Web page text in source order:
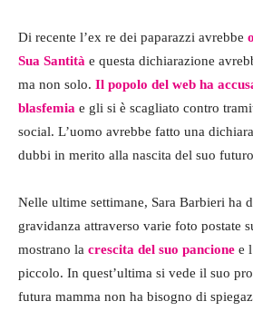
Di recente l’ex re dei paparazzi avrebbe
Sua Santità e questa dichiarazione
ma non solo. Il popolo del web ha
blasfemia e gli si è scagliato contro
social. L’uomo avrebbe fatto una
dubbi in merito alla nascita del suo
Nelle ultime settimane, Sara Barbieri ha
gravidanza attraverso varie foto postate
mostrano la crescita del suo pancione e
piccolo. In quest’ultima si vede il suo
futura mamma non ha bisogno di